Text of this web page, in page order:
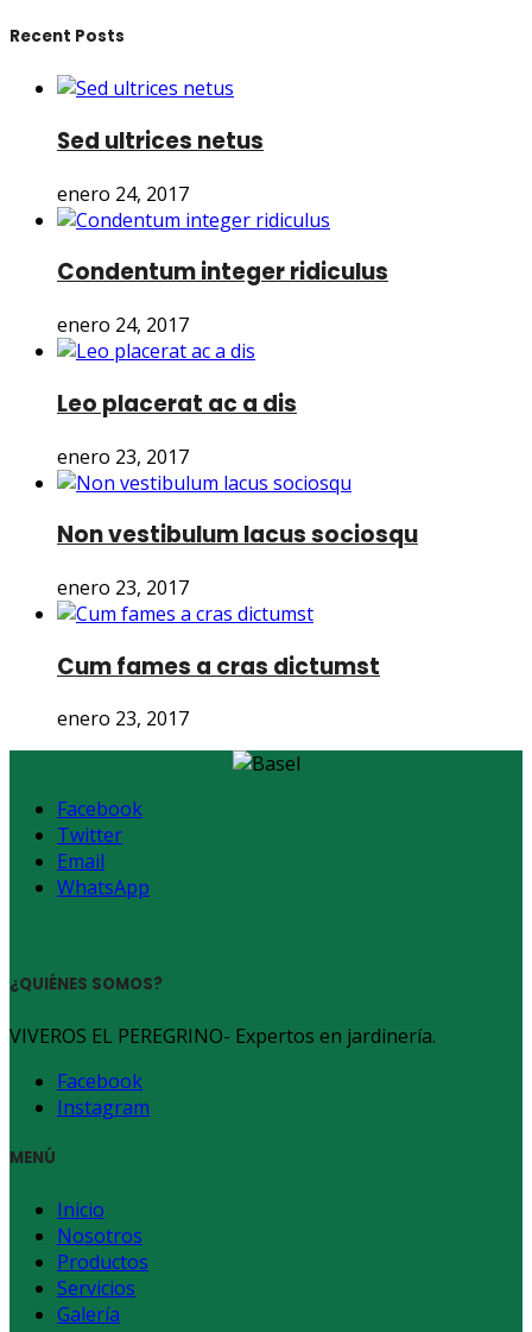
Recent Posts
Sed ultrices netus
enero 24, 2017
Condentum integer ridiculus
enero 24, 2017
Leo placerat ac a dis
enero 23, 2017
Non vestibulum lacus sociosqu
enero 23, 2017
Cum fames a cras dictumst
enero 23, 2017
Facebook
Twitter
Email
WhatsApp
¿QUIÉNES SOMOS?
VIVEROS EL PEREGRINO- Expertos en jardinería.
Facebook
Instagram
MENÚ
Inicio
Nosotros
Productos
Servicios
Galería